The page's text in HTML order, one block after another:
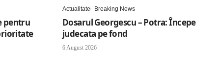
pentru
Actualitate Breaking News
Dosarul Georgescu – Potra: Începe
judecata pe fond
6 August 2026